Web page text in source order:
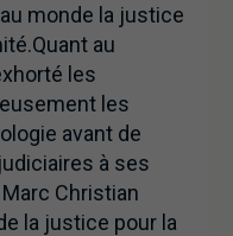
monde la justice
au
les
les
avant de
à ses
Marc Christian
la justice pour la